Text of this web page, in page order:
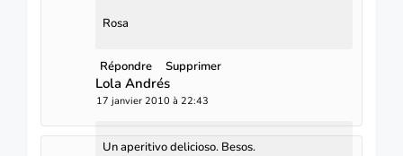
Rosa
Répondre Supprimer
Lola Andrés
17 janvier 2010 à 22:43
Un aperitivo delicioso. Besos.